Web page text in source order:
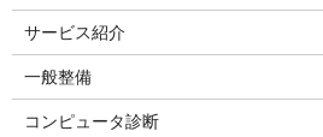
サービス紹介
一般整備
コンピュータ診断